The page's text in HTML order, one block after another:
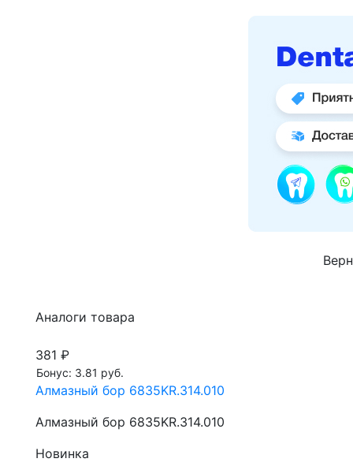
Аналоги товара
381 ₽
Бонус: 3.81 руб.
Алмазный бор 6835KR.314.010
Алмазный бор 6835KR.314.010
Новинка